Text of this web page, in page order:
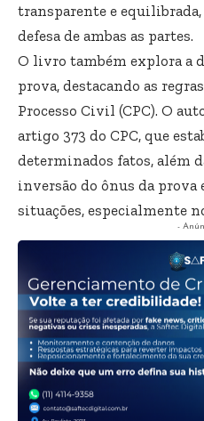
transparente e
defesa de ambas as partes.
O livro também explora a
prova, destacando as
Processo Civil (CPC). O
artigo 373 do CPC, que
determinados fatos, além
inversão do ônus da prova
situações, especialmente
-